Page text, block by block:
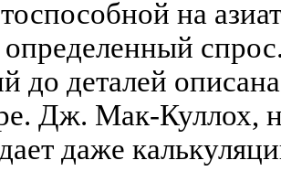
на
определенный
до деталей
Дж. Мак-Куллох,
даже